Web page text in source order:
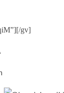
gv]